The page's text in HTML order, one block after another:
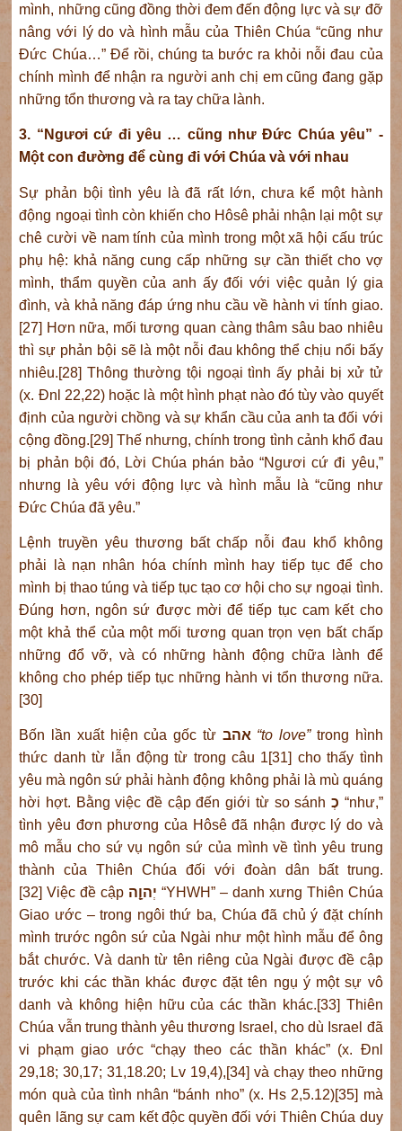
mình, những cũng đồng thời đem đến động lực và sự đỡ
nâng với lý do và hình mẫu của Thiên Chúa “cũng như
Đức Chúa…” Để rồi, chúng ta bước ra khỏi nỗi đau của
chính mình để nhận ra người anh chị em cũng đang gặp
những tổn thương và ra tay chữa lành.
3. “Ngươi cứ đi yêu … cũng như Đức Chúa yêu” -
Một con đường để cùng đi với Chúa và với nhau
Sự phản bội tình yêu là đã rất lớn, chưa kể một hành
động ngoại tình còn khiến cho Hôsê phải nhận lại một sự
chê cười về nam tính của mình trong một xã hội cấu trúc
phụ hệ: khả năng cung cấp những sự cần thiết cho vợ
mình, thẩm quyền của anh ấy đối với việc quản lý gia
đình, và khả năng đáp ứng nhu cầu về hành vi tính giao.
[27] Hơn nữa, mối tương quan càng thâm sâu bao nhiêu
thì sự phản bội sẽ là một nỗi đau không thể chịu nổi bấy
nhiêu.[28] Thông thường tội ngoại tình ấy phải bị xử tử
(x. Đnl 22,22) hoặc là một hình phạt nào đó tùy vào quyết
định của người chồng và sự khẩn cầu của anh ta đối với
cộng đồng.[29] Thế nhưng, chính trong tình cảnh khổ đau
bị phản bội đó, Lời Chúa phán bảo “Ngươi cứ đi yêu,”
nhưng là yêu với động lực và hình mẫu là “cũng như
Đức Chúa đã yêu.”
Lệnh truyền yêu thương bất chấp nỗi đau khổ không
phải là nạn nhân hóa chính mình hay tiếp tục để cho
mình bị thao túng và tiếp tục tạo cơ hội cho sự ngoại tình.
Đúng hơn, ngôn sứ được mời để tiếp tục cam kết cho
một khả thể của một mối tương quan trọn vẹn bất chấp
những đổ vỡ, và có những hành động chữa lành để
không cho phép tiếp tục những hành vi tổn thương nữa.
[30]
Bốn lần xuất hiện của gốc từ “to love”trong hình
thức danh từ lẫn động từ trong câu 1[31] cho thấy tình
yêu mà ngôn sứ phải hành động không phải là mù quáng
hời hợt. Bằng việc đề cập đến giới từ so sánh כְ “như,”
tình yêu đơn phương của Hôsê đã nhận được lý do và
mô mẫu cho sứ vụ ngôn sứ của mình về tình yêu trung
thành của Thiên Chúa đối với đoàn dân bất trung.
[32] Việc đề cập
יְהוָָ֛ה“YHWH” – danh xưng Thiên Chúa
Giao ước – trong ngôi thứ ba, Chúa đã chủ ý đặt chính
mình trước ngôn sứ của Ngài như một hình mẫu để ông
bắt chước. Và danh từ tên riêng của Ngài được đề cập
trước khi các thần khác được đặt tên ngụ ý một sự vô
danh và không hiện hữu của các thần khác.[33] Thiên
Chúa vẫn trung thành yêu thương Israel, cho dù Israel đã
vi phạm giao ước “chạy theo các thần khác” (x. Đnl
29,18; 30,17; 31,18.20; Lv 19,4),[34] và chạy theo những
món quà của tình nhân “bánh nho” (x. Hs 2,5.12)[35] mà
quên lãng sự cam kết độc quyền đối với Thiên Chúa duy